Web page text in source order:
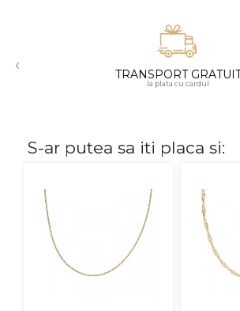
18K
Cu pietre
Diamante
‹ TRANSPORT
la plata cu cardul
S-ar putea sa iti placa si: